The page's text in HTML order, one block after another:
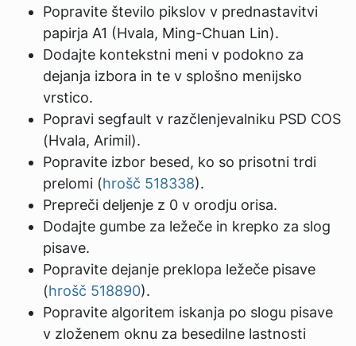
Popravite število pikslov v prednastavitvi
papirja A1 (Hvala, Ming-Chuan Lin).
Dodajte kontekstni meni v podokno za
dejanja izbora in te v splošno menijsko
vrstico.
Popravi segfault v razčlenjevalniku PSD COS
(Hvala, Arimil).
Popravite izbor besed, ko so prisotni trdi
prelomi (hrošč 518338).
Prepreči deljenje z 0 v orodju orisa.
Dodajte gumbe za ležeče in krepko za slog
pisave.
Popravite dejanje preklopa ležeče pisave
(hrošč 518890).
Popravite algoritem iskanja po slogu pisave
v zloženem oknu za besedilne lastnosti